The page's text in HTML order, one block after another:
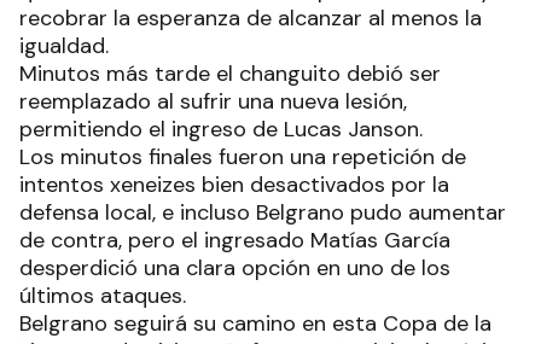
recobrar la esperanza de alcanzar al menos la
igualdad.
Minutos más tarde el changuito debió ser
reemplazado al sufrir una nueva lesión,
permitiendo el ingreso de Lucas Janson.
Los minutos finales fueron una repetición de
intentos xeneizes bien desactivados por la
defensa local, e incluso Belgrano pudo aumentar
de contra, pero el ingresado Matías García
desperdició una clara opción en uno de los
últimos ataques.
Belgrano seguirá su camino en esta Copa de la